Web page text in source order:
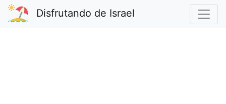
Disfrutando de Israel